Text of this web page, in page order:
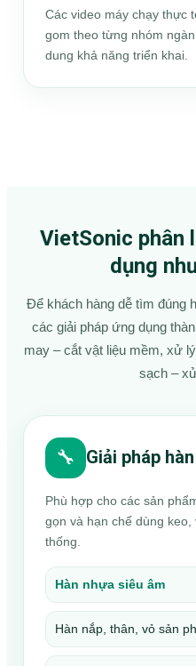
Các video máy chạy thực
gom theo từng nhóm
dung khả năng triển khai.
VietSonic phân
dụng
Để khách hàng dễ tìm đúng
các giải pháp ứng dụng
may – cắt vật liệu mềm, xử
sạch –
🔧 Giải pháp
Phù hợp cho các sản
gọn và hạn chế dùng
thống.
Hàn nhựa siêu âm
Hàn nắp, thân, vỏ sản